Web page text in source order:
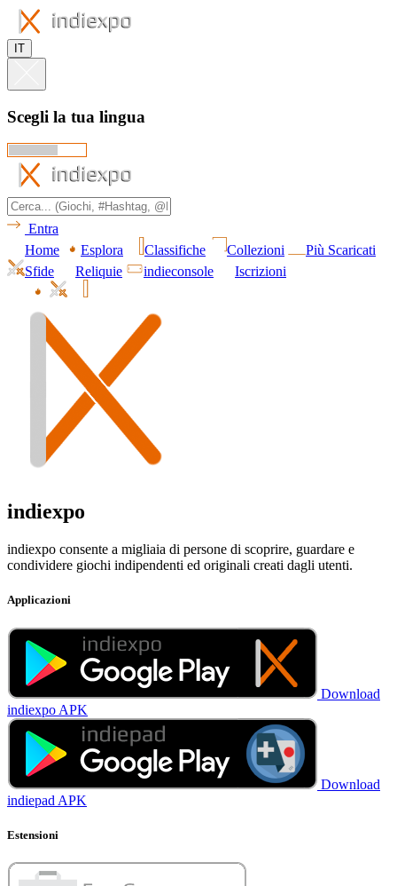
IT
Scegli la tua lingua
Entra
Home
Esplora Classifiche Collezioni
Più Scaricati
Sfide
Reliquie indieconsole Iscrizioni
indiexpo
indiexpo consente a migliaia di persone di scoprire, guardare e
condividere giochi indipendenti ed originali creati dagli utenti.
Applicazioni
Download
indiexpo APK
Download
indiepad APK
Estensioni